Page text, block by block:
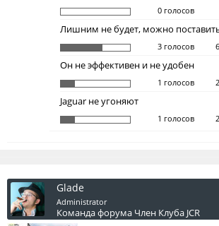
0 голосов
Лишним не будет, можно
3 голосов
Он не эффективен и не удобен
1 голосов
Jaguar не угоняют
1 голосов
Glade
Administrator
Команда форума Член Клуба JCR